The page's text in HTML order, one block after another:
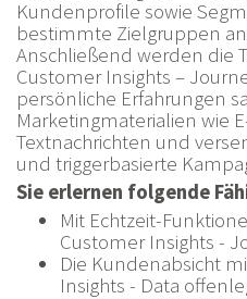
Kundenprofile sowie
bestimmte Zielgruppen
Anschließend werden die
Customer Insights –
persönliche Erfahrungen
Marketingmaterialien wie
Textnachrichten und
und triggerbasierte
Sie erlernen folgende
Mit Echtzeit-
Customer Insights -
Die Kundenabsicht
Insights - Data